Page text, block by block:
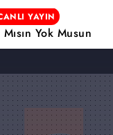
YAYIN
Yok Musun